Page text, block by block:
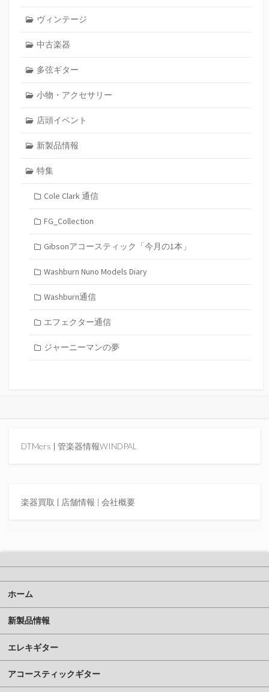
ヴィンテージ
中古楽器
多弦ギター
小物・アクセサリー
店頭イベント
新製品情報
特集
Cole Clark 通信
FG_Collection
Gibsonアコースティック「今月の1本」
Washburn Nuno Models Diary
Washburn通信
エフェクター通信
ジャーニーマンの夢
DTMers | 管楽器情報WINDPAL
楽器買取 | 店舗情報 | 会社概要
ホーム
新製品情報
エレキギター
アコースティックギター